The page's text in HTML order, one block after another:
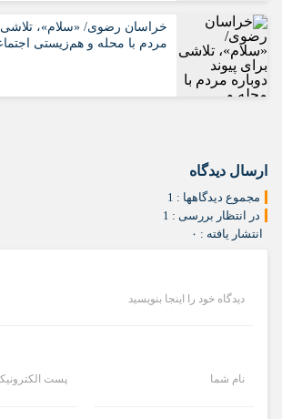
خراسان رضوی/ «سلام»، تلاشی
مردم با محله و هم‌زیستی
ارسال دیدگاه
مجموع دیدگاهها : 1
در انتظار بررسی : 1
انتشار یافته : ۰
دیدگاه خود را اینجا بنویسید
نام شما پست